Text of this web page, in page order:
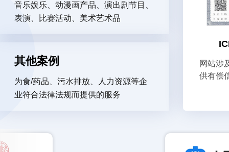
音乐娱乐、动漫画产品、演出剧节目、
表演、比赛活动、美术艺术品
其他案例
为食/药品、污水排放、人力资源等企
业符合法律法规而提供的服务
网站涉
供有偿